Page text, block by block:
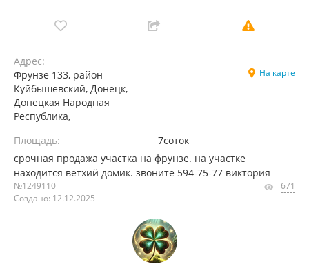
Адрес:
Фрунзе 133, район
Куйбышевский, Донецк,
Донецкая Народная
Республика,
На карте
Площадь:
7соток
срочная продажа участка на фрунзе. на участке
находится ветхий домик. звоните 594-75-77 виктория
№1249110
Создано: 12.12.2025
671